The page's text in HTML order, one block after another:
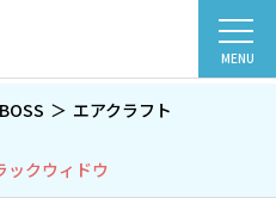
MENU
エアクラフト
クウィドウ